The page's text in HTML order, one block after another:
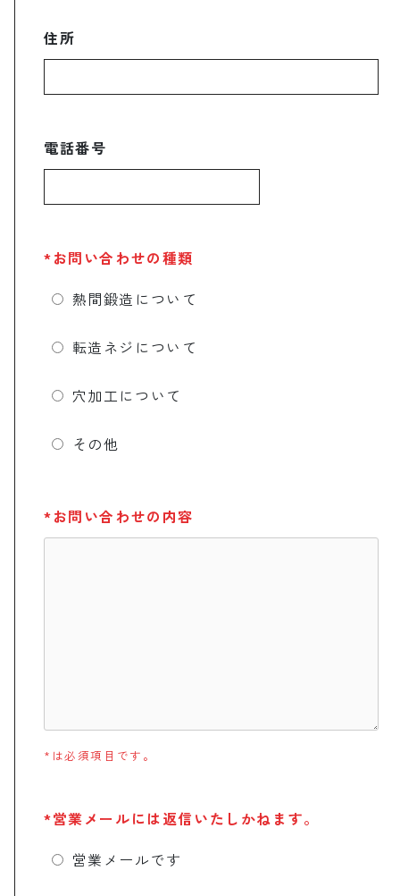
住所
電話番号
*お問い合わせの種類
熱間鍛造について
転造ネジについて
穴加工について
その他
*お問い合わせの内容
*は必須項目です。
*営業メールには返信いたしかねます。
営業メールです